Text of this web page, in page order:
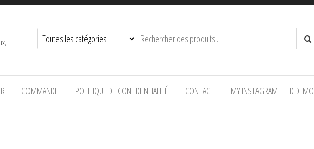
COMMANDE POLITIQUE DE CONFIDENTIALITÉ CONTACT MY INSTAGRAM FEED DEMO